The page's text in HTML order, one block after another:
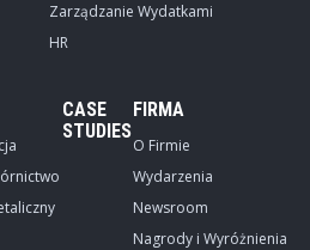
Zarządzanie Wydatkami
HR
CASE
STUDIES
FIRMA
O Firmie
Wydarzenia
Newsroom
Nagrody i Wyróżnienia